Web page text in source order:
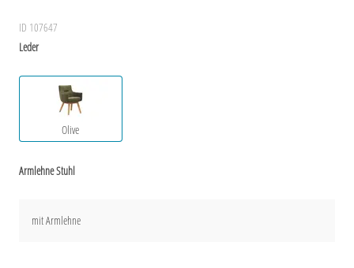
ID 107647
Leder
Olive
Armlehne Stuhl
mit Armlehne